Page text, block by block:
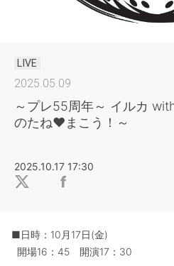
LIVE
2025.05.09
～プレ55周年～ イルカ
のたね♥まこう！～
2025.10.17 17:30
■日時：10月17日(金)
開場16：45 開演17：30